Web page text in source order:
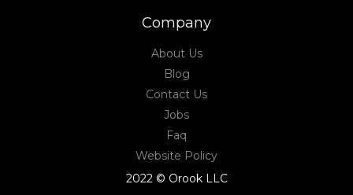
Company
About Us
Blog
Contact Us
Jobs
Faq
Website Policy
2022 © Orook LLC